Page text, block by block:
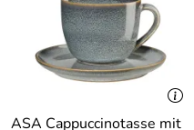
ASA Cappuccinotasse mit